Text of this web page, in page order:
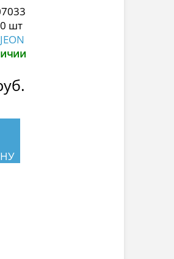
шт